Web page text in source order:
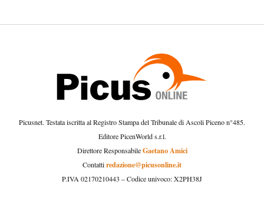
Picusnet. Testata iscritta al Registro Stampa del Tribunale di Ascoli Piceno n°485.
Editore PicenWorld s.r.l.
Direttore ResponsabileGaetano Amici
Contattiredazione@picusonline.it
P.IVA 02170210443 – Codice univoco: X2PH38J